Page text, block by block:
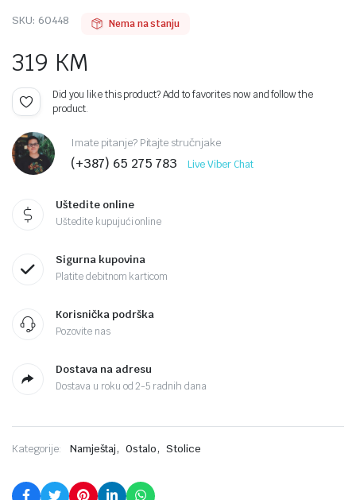
SKU: 60448 Nema na stanju
319 KM
Did you like this product? Add to favorites now and follow the
product.
Imate pitanje? Pitajte stručnjake
(+387) 65 275 783 Live Viber Chat
Uštedite online
Uštedite kupujući online
Sigurna kupovina
Platite debitnom karticom
Korisnička podrška
Pozovite nas
Dostava na adresu
Dostava u roku od 2-5 radnih dana
Kategorije: Namještaj, Ostalo, Stolice